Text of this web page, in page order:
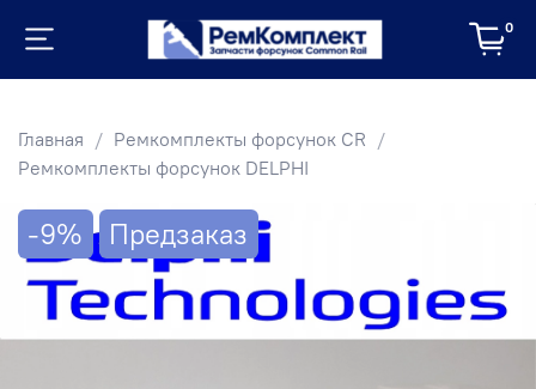
0
Главная
Ремкомплекты форсунок CR
Ремкомплекты форсунок DELPHI
-9% Предзаказ